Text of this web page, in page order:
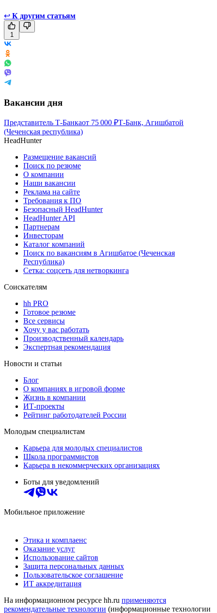
↩ К другим статьям
1
Вакансии дня
Представитель Т-Банкаот 75 000 ₽Т-Банк, Агишбатой
(Чеченская республика)
HeadHunter
Размещение вакансий
Поиск по резюме
О компании
Наши вакансии
Реклама на сайте
Требования к ПО
Безопасный HeadHunter
HeadHunter API
Партнерам
Инвесторам
Каталог компаний
Поиск по вакансиям в Агишбатое (Чеченская
Республика)
Сетка: соцсеть для нетворкинга
Соискателям
hh PRO
Готовое резюме
Все сервисы
Хочу у вас работать
Производственный календарь
Экспертная рекомендация
Новости и статьи
Блог
О компаниях в игровой форме
Жизнь в компании
ИТ-проекты
Рейтинг работодателей России
Молодым специалистам
Карьера для молодых специалистов
Школа программистов
Карьера в некоммерческих организациях
Боты для уведомлений
Мобильное приложение
Этика и комплаенс
Оказание услуг
Использование сайтов
Защита персональных данных
Пользовательское соглашение
ИТ аккредитация
На информационном ресурсе hh.ru применяются
рекомендательные технологии (информационные технологии